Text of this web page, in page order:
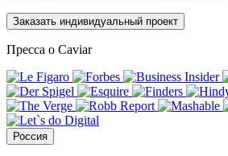
Заказать индивидуальный проект
Пресса о Caviar
Россия